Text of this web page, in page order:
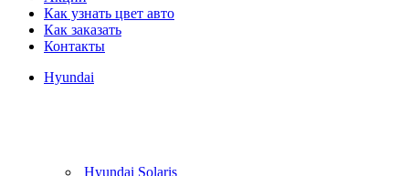
Как узнать цвет авто
Как заказать
Контакты
Hyundai
Hyundai Solaris